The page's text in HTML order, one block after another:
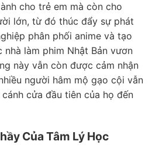
cho trẻ em mà còn cho
lớn, từ đó thúc đẩy sự phát
phân phối anime và tạo
nhà làm phim Nhật Bản vươn
này vẫn còn được cảm nhận
người hâm mộ gạo cội vẫn
cửa đầu tiên của họ đến
Của Tâm Lý Học